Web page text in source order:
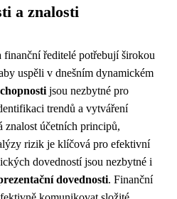
a znalosti
ředitelé potřebují širokou
uspěli v dnešním dynamickém
jsou nezbytné pro
trendů a vytváření
znalost účetních principů,
rizik je klíčová pro efektivní
dovedností jsou nezbytné i
dovednosti. Finanční